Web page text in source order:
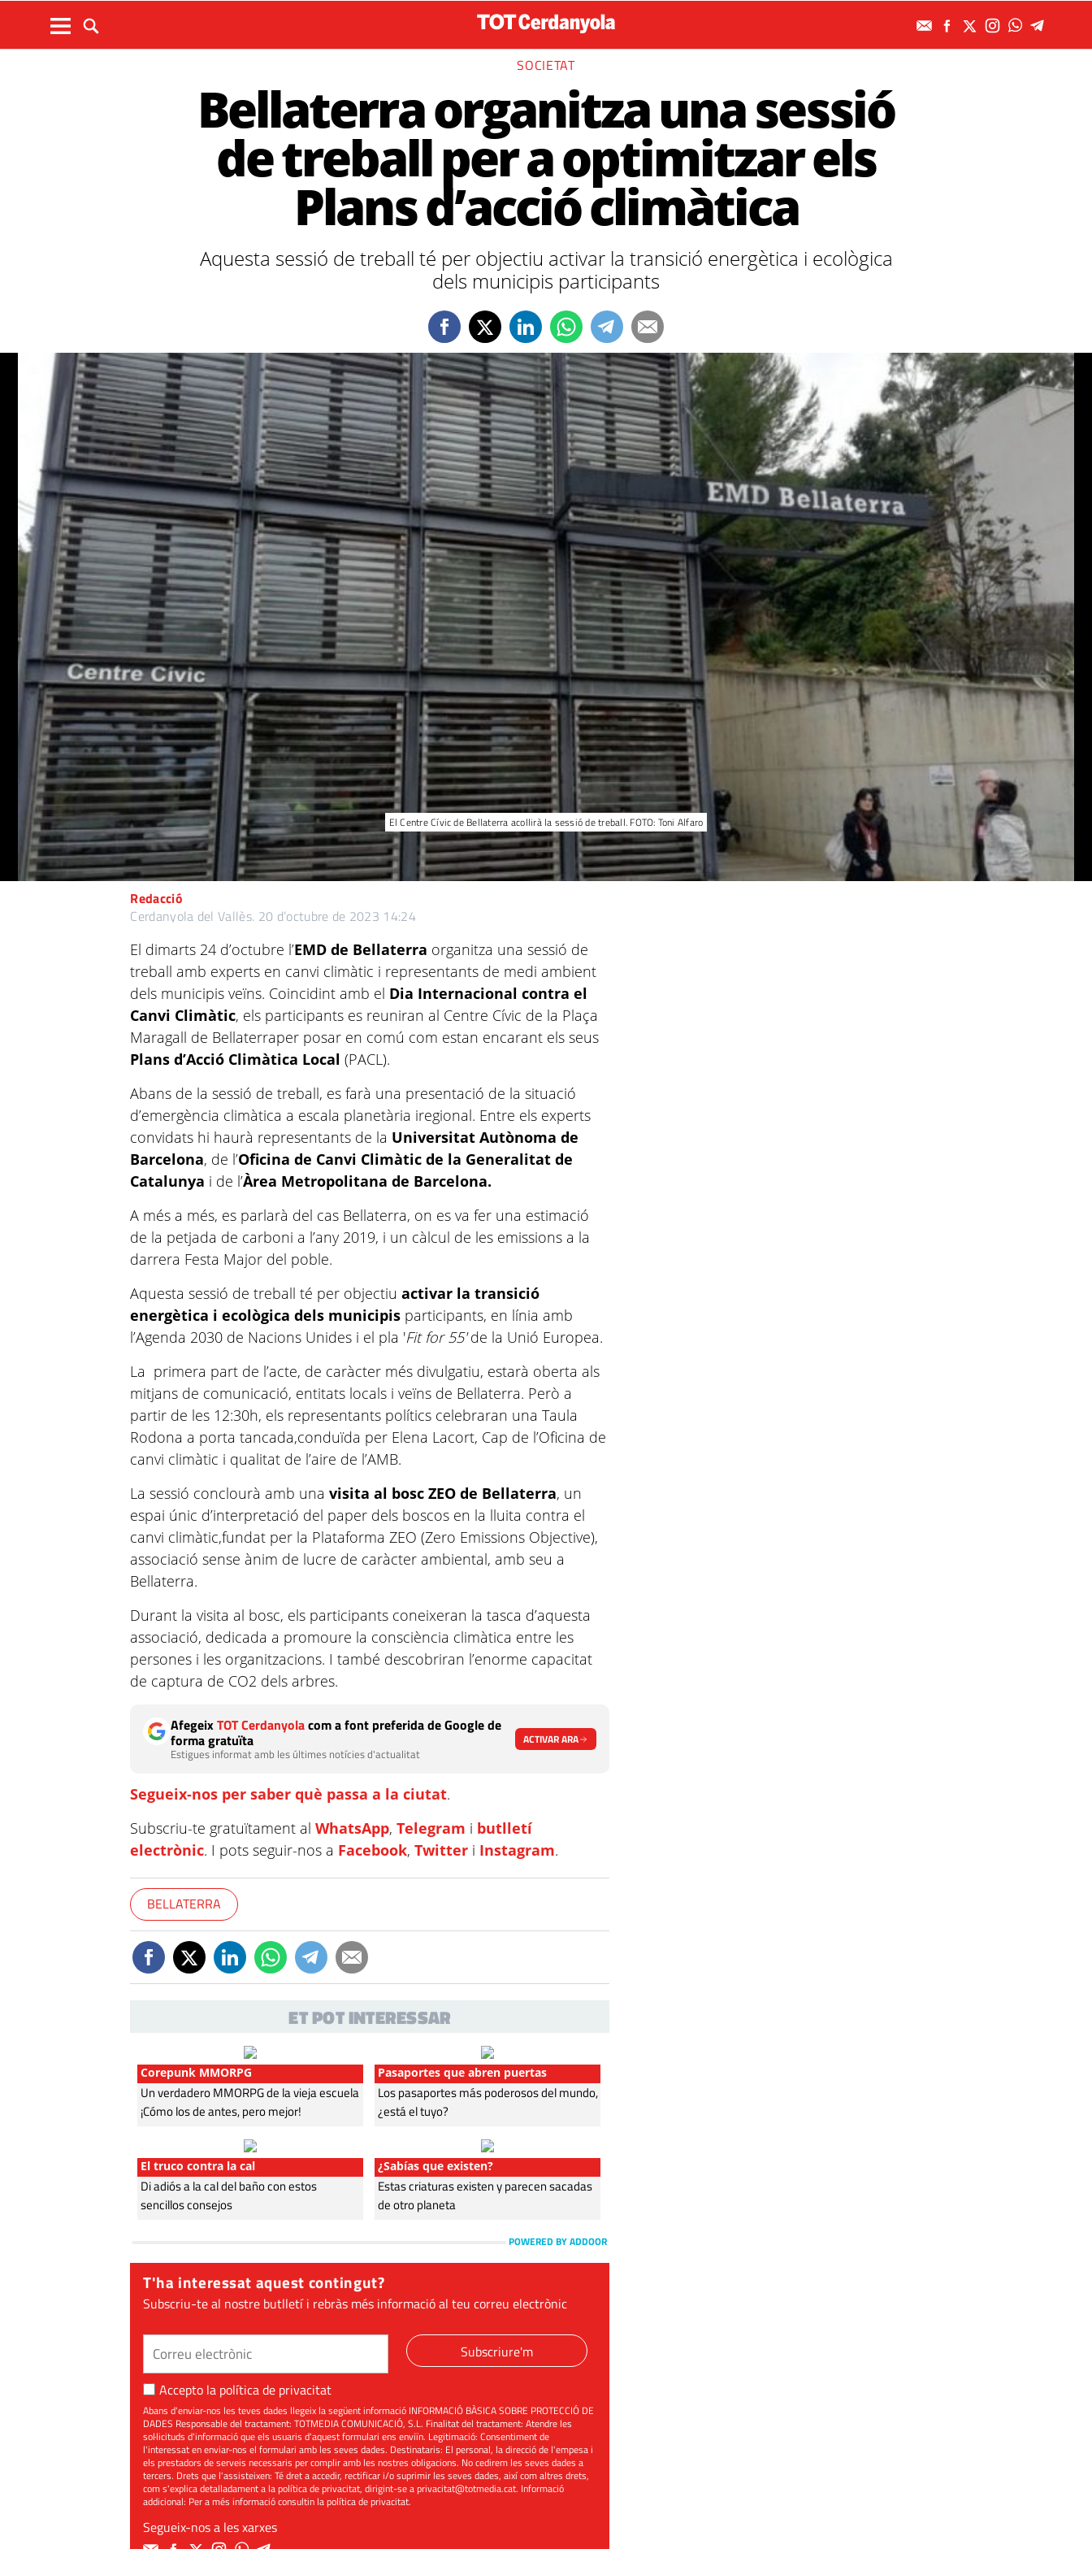
SOCIETAT
Bellaterra organitza una sessió
de treball per a optimitzar els
Plans d’acció climàtica
Aquesta sessió de treball té per objectiu activar la transició energètica i ecològica
dels municipis participants
El Centre Cívic de Bellaterra acollirà la sessió de treball. FOTO: Toni Alfaro
Redacció
Cerdanyola del Vallès. 20 d’octubre de 2023 14:24
El dimarts 24 d’octubre l’EMD de Bellaterra organitza una sessió de
treball amb experts en canvi climàtic i representants de medi ambient
dels municipis veïns. Coincidint amb el Dia Internacional contra el
Canvi Climàtic, els participants es reuniran al Centre Cívic de la Plaça
Maragall de Bellaterraper posar en comú com estan encarant els seus
Plans d’Acció Climàtica Local (PACL).
Abans de la sessió de treball, es farà una presentació de la situació
d’emergència climàtica a escala planetària iregional. Entre els experts
convidats hi haurà representants de la Universitat Autònoma de
Barcelona, de l’Oficina de Canvi Climàtic de la Generalitat de
Catalunya i de l’Àrea Metropolitana de Barcelona.
A més a més, es parlarà del cas Bellaterra, on es va fer una estimació
de la petjada de carboni a l’any 2019, i un càlcul de les emissions a la
darrera Festa Major del poble.
Aquesta sessió de treball té per objectiuactivar la transició
energètica i ecològica dels municipis participants, en línia amb
l’Agenda 2030 de Nacions Unides i el pla 'Fit for 55'de la Unió Europea.
La primera part de l’acte, de caràcter més divulgatiu, estarà oberta als
mitjans de comunicació, entitats locals i veïns de Bellaterra. Però a
partir de les 12:30h, els representants polítics celebraran una Taula
Rodona a porta tancada,conduïda per Elena Lacort, Cap de l’Oficina de
canvi climàtic i qualitat de l’aire de l’AMB.
La sessió conclourà amb unavisita al bosc ZEO de Bellaterra, un
espai únic d’interpretació del paper dels boscos en la lluita contra el
canvi climàtic,fundat per la Plataforma ZEO (Zero Emissions Objective),
associació sense ànim de lucre de caràcter ambiental, amb seu a
Bellaterra.
Durant la visita al bosc, els participants coneixeran la tasca d’aquesta
associació, dedicada a promoure la consciència climàtica entre les
persones i les organitzacions. I també descobriran l’enorme capacitat
de captura de CO2 dels arbres.
AfegeixTOT Cerdanyolacom a font preferida de Google de
forma gratuïta
Estigues informat amb les últimes notícies d'actualitat
ACTIVAR ARA
Segueix-nos per saber què passa a la ciutat.
Subscriu-te gratuïtament alWhatsApp,Telegram i butlletí
electrònic. I pots seguir-nos a Facebook,Twitter i Instagram.
BELLATERRA
ET POT INTERESSAR
Corepunk MMORPG
Un verdadero MMORPG de la vieja escuela
¡Cómo los de antes, pero mejor!
Pasaportes que abren puertas
Los pasaportes más poderosos del mundo,
¿está el tuyo?
El truco contra la cal
Di adiós a la cal del baño con estos
sencillos consejos
¿Sabías que existen?
Estas criaturas existen y parecen sacadas
de otro planeta
POWERED BY ADDOOR
T'ha interessat aquest contingut?
Subscriu-te al nostre butlletí i rebràs més informació al teu correu electrònic
Subscriure'm
Accepto la política de privacitat
Abans d'enviar-nos les teves dades llegeix la següent informació INFORMACIÓ BÀSICA SOBRE PROTECCIÓ DE
DADES Responsable del tractament: TOTMEDIA COMUNICACIÓ, S.L. Finalitat del tractament: Atendre les
sol·licituds d'informació que els usuaris d'aquest formulari ens enviïn. Legitimació: Consentiment de
l'interessat en enviar-nos el formulari amb les seves dades. Destinataris: El personal, la direcció de l'empesa i
els prestadors de serveis necessaris per complir amb les nostres obligacions. No cedirem les seves dades a
tercers. Drets que l'assisteixen: Té dret a accedir, rectificar i/o suprimir les seves dades, així com altres drets,
com s'explica detalladament a la política de privacitat, dirigint-se aprivacitat@totmedia.cat. Informació
addicional: Per a més informació consultin lapolítica de privacitat.
Segueix-nos a les xarxes